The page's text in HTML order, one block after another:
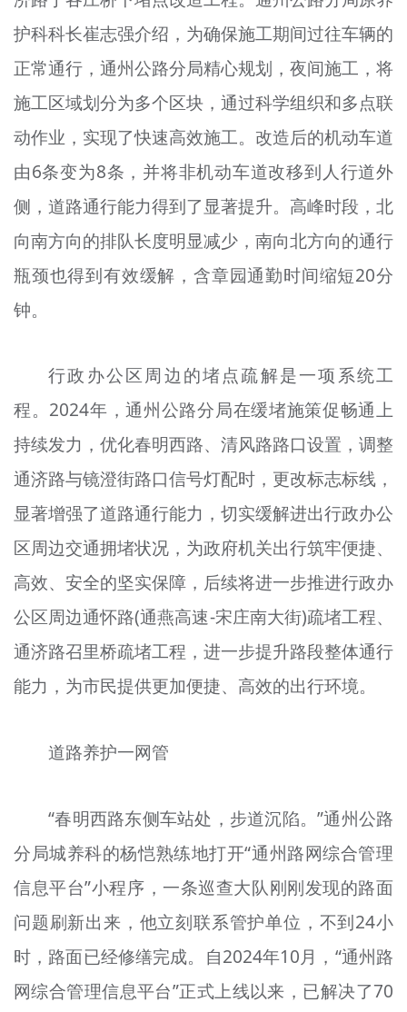
护科科长崔志强介绍，为确保施工期间过往车辆的
正常通行，通州公路分局精心规划，夜间施工，将
施工区域划分为多个区块，通过科学组织和多点联
动作业，实现了快速高效施工。改造后的机动车道
由6条变为8条，并将非机动车道改移到人行道外
侧，道路通行能力得到了显著提升。高峰时段，北
向南方向的排队长度明显减少，南向北方向的通行
瓶颈也得到有效缓解，含章园通勤时间缩短20分
钟。
行政办公区周边的堵点疏解是一项系统工
程。2024年，通州公路分局在缓堵施策促畅通上
持续发力，优化春明西路、清风路路口设置，调整
通济路与镜澄街路口信号灯配时，更改标志标线，
显著增强了道路通行能力，切实缓解进出行政办公
区周边交通拥堵状况，为政府机关出行筑牢便捷、
高效、安全的坚实保障，后续将进一步推进行政办
公区周边通怀路(通燕高速-宋庄南大街)疏堵工程、
通济路召里桥疏堵工程，进一步提升路段整体通行
能力，为市民提供更加便捷、高效的出行环境。
道路养护一网管
“春明西路东侧车站处，步道沉陷。”通州公路
分局城养科的杨恺熟练地打开“通州路网综合管理
信息平台”小程序，一条巡查大队刚刚发现的路面
问题刷新出来，他立刻联系管护单位，不到24小
时，路面已经修缮完成。自2024年10月，“通州路
网综合管理信息平台”正式上线以来，已解决了70